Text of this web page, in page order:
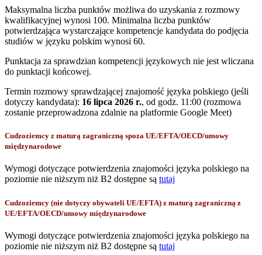
Maksymalna liczba punktów możliwa do uzyskania z rozmowy
kwalifikacyjnej wynosi 100. Minimalna liczba punktów
potwierdzająca wystarczające kompetencje kandydata do podjęcia
studiów w języku polskim wynosi 60.
Punktacja za sprawdzian kompetencji językowych nie jest wliczana
do punktacji końcowej.
Termin rozmowy sprawdzającej znajomość języka polskiego (jeśli
dotyczy kandydata): 16 lipca 2026 r., od godz. 11:00 (rozmowa
zostanie przeprowadzona zdalnie na platformie Google Meet)
Cudzoziemcy z maturą zagraniczną spoza UE/EFTA/OECD/umowy
międzynarodowe
Wymogi dotyczące potwierdzenia znajomości języka polskiego na
poziomie nie niższym niż B2 dostępne są tutaj
Cudzoziemcy (nie dotyczy obywateli UE/EFTA) z maturą zagraniczną z
UE/EFTA/OECD/umowy międzynarodowe
Wymogi dotyczące potwierdzenia znajomości języka polskiego na
poziomie nie niższym niż B2 dostępne są tutaj